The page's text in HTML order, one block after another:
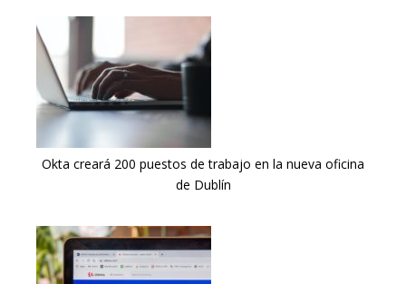
Okta creará 200 puestos de trabajo en la nueva oficina
de Dublín